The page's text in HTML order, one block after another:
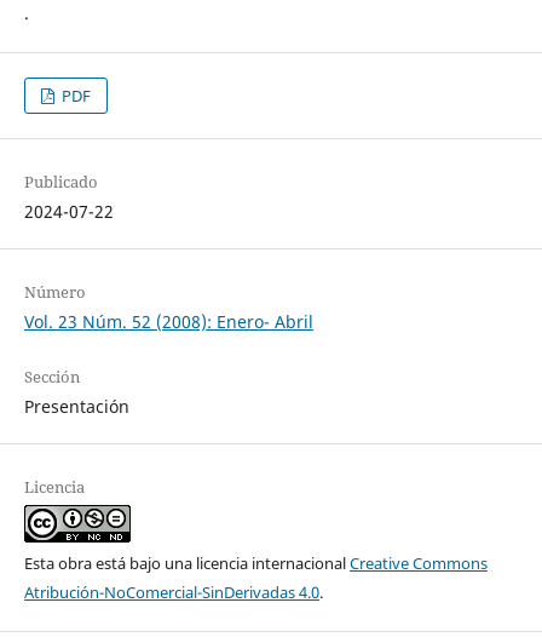
.
PDF
Publicado
2024-07-22
Número
Vol. 23 Núm. 52 (2008): Enero- Abril
Sección
Presentación
Licencia
Esta obra está bajo una licencia internacionalCreative Commons
Atribución-NoComercial-SinDerivadas 4.0.